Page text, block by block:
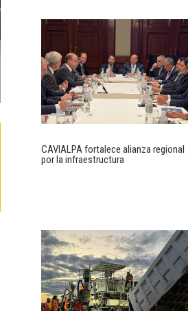
CAVIALPA fortalece alianza regional
por la infraestructura